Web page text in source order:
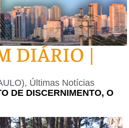
DIÁRIO |
, Últimas Notícias
DE DISCERNIMENTO, O